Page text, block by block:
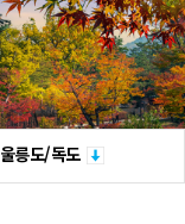
울릉도/독도